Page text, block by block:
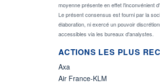
moyenne présente en effet l'inconvénient
Le présent consensus est fourni par la
élaboration, ni exercé un pouvoir
accessibles via les bureaux d'analystes.
ACTIONS LES PLUS
Axa
Air France-KLM